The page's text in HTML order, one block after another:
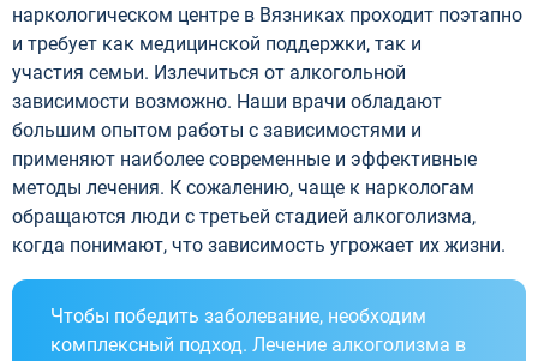
наркологическом центре в Вязниках проходит поэтапно
и требует как медицинской поддержки, так и
участия семьи. Излечиться от алкогольной
зависимости возможно. Наши врачи обладают
большим опытом работы с зависимостями и
применяют наиболее современные и эффективные
методы лечения. К сожалению, чаще к наркологам
обращаются люди с третьей стадией алкоголизма,
когда понимают, что зависимость угрожает их жизни.
Чтобы победить заболевание, необходим
комплексный подход. Лечение алкоголизма в